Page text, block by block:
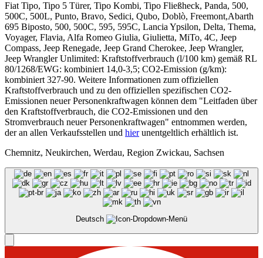
Fiat Tipo, Tipo 5 Türer, Tipo Kombi, Tipo Fließheck, Panda, 500,
500C, 500L, Punto, Bravo, Sedici, Qubo, Doblò, Freemont,Abarth
695 Biposto, 500, 500C, 595, 595C, Lancia Ypsilon, Delta, Thema,
Voyager, Flavia, Alfa Romeo Giulia, Giulietta, MiTo, 4C, Jeep
Compass, Jeep Renegade, Jeep Grand Cherokee, Jeep Wrangler,
Jeep Wrangler Unlimited: Kraftstoffverbrauch (l/100 km) gemäß RL
80/1268/EWG: kombiniert 14,0-3,5; CO2-Emission (g/km):
kombiniert 327-90. Weitere Informationen zum offiziellen
Kraftstoffverbrauch und zu den offiziellen spezifischen CO2-
Emissionen neuer Personenkraftwagen können dem "Leitfaden über
den Kraftstoffverbrauch, die CO2-Emissionen und den
Stromverbrauch neuer Personenkraftwagen" entnommen werden,
der an allen Verkaufsstellen und hierunentgeltlich erhältlich ist.
Chemnitz, Neukirchen, Werdau, Region Zwickau, Sachsen
Deutsch